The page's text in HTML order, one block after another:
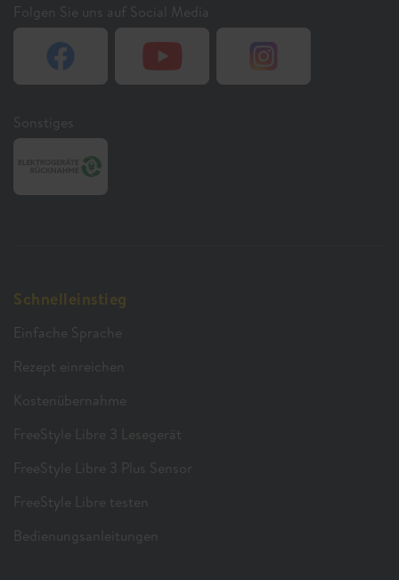
Folgen Sie uns auf Social Media
Sonstiges
Schnelleinstieg
Einfache Sprache
Rezept einreichen
Kostenübernahme
FreeStyle Libre 3 Lesegerät
FreeStyle Libre 3 Plus Sensor
FreeStyle Libre testen
Bedienungsanleitungen